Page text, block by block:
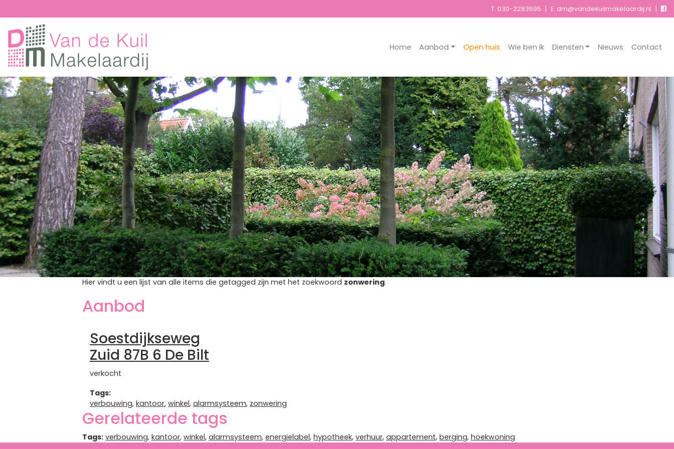
T. 030-2283695 | E. dm@vandekuilmakelaardij.nl |
Home Aanbod Open huis Wie ben ik Diensten Nieuws Contact
TagsTag: zonwering
Hier vindt u een lijst van alle items die getagged zijn met het zoekwoord zonwering.
Aanbod
Soestdijkseweg
Zuid 87B 6 De Bilt
verkocht
Tags:
verbouwing, kantoor, winkel, alarmsysteem, zonwering
Gerelateerde tags
Tags: verbouwing, kantoor, winkel, alarmsysteem, energielabel, hypotheek, verhuur, appartement, berging, hoekwoning